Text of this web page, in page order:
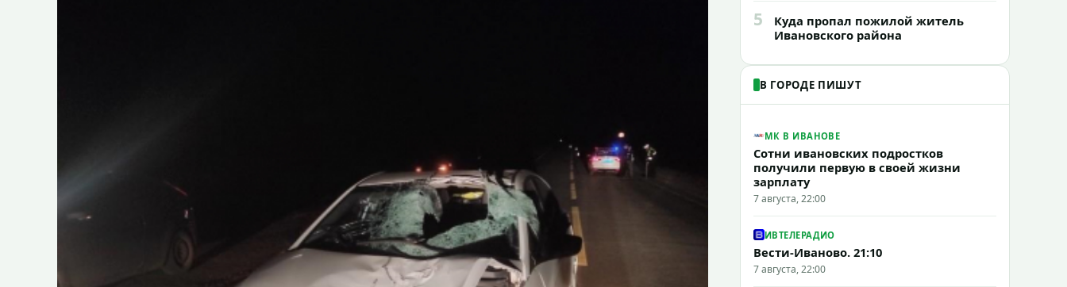
5
Куда пропал пожилой житель
Ивановского района
В ГОРОДЕ ПИШУТ
МК В ИВАНОВЕ
Сотни ивановских подростков
получили первую в своей жизни
зарплату
7 августа, 22:00
ИВТЕЛЕРАДИО
Вести-Иваново. 21:10
7 августа, 22:00